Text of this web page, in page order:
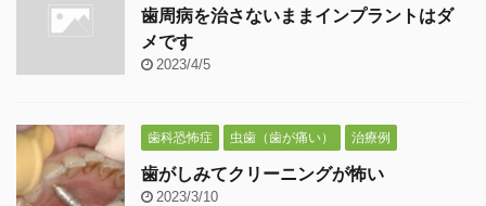
歯周病を治さないままインプラントはダ
メです
2023/4/5
歯科恐怖症 虫歯（歯が痛い） 治療例
歯がしみてクリーニングが怖い
2023/3/10